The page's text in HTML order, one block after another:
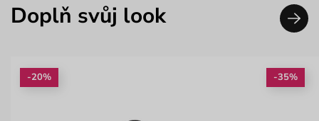
Doplň svůj look
-20% -35%